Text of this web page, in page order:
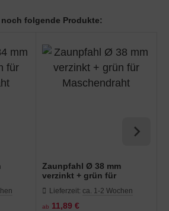
folgende Produkte:
Zaunpfahl Ø 38 mm
verzinkt + grün für
Lieferzeit: ca. 1-2 Wochen
ab 11,89 €